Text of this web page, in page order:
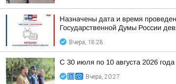
Назначены дата и время
Государственной Думы России
Вчера, 18:28
С 30 июля по 10 августа 2026
Вчера, 20:27